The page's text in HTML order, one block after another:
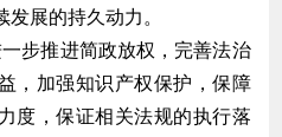
展的持久动力。
步推进简政放权，完善法治
，加强知识产权保护，保障
度，保证相关法规的执行落